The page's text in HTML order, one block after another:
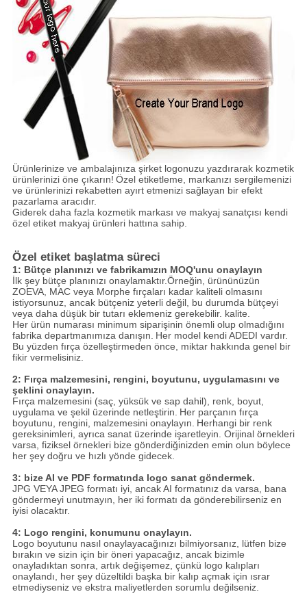
Ürünlerinize ve ambalajınıza şirket logonuzu yazdırarak kozmetik
ürünlerinizi öne çıkarın! Özel etiketleme, markanızı sergilemenizi
ve ürünlerinizi rekabetten ayırt etmenizi sağlayan bir efekt
pazarlama aracıdır.
Giderek daha fazla kozmetik markası ve makyaj sanatçısı kendi
özel etiket makyaj ürünleri hattına sahip.
Özel etiket başlatma süreci
1: Bütçe planınızı ve fabrikamızın MOQ'unu onaylayın
İlk şey bütçe planınızı onaylamaktır.Örneğin, ürününüzün
ZOEVA, MAC veya Morphe fırçaları kadar kaliteli olmasını
istiyorsunuz, ancak bütçeniz yeterli değil, bu durumda bütçeyi
veya daha düşük bir tutarı eklemeniz gerekebilir. kalite.
Her ürün numarası minimum siparişinin önemli olup olmadığını
fabrika departmanımıza danışın. Her model kendi ADEDI vardır.
Bu yüzden fırça özelleştirmeden önce, miktar hakkında genel bir
fikir vermelisiniz.
2: Fırça malzemesini, rengini, boyutunu, uygulamasını ve
şeklini onaylayın.
Fırça malzemesini (saç, yüksük ve sap dahil), renk, boyut,
uygulama ve şekil üzerinde netleştirin. Her parçanın fırça
boyutunu, rengini, malzemesini onaylayın. Herhangi bir renk
gereksinimleri, ayrıca sanat üzerinde işaretleyin. Orijinal örnekleri
varsa, fiziksel örnekleri bize gönderdiğinizden emin olun böylece
her şey doğru ve hızlı yönde gidecek.
3: bize AI ve PDF formatında logo sanat göndermek.
JPG VEYA JPEG formatı iyi, ancak AI formatınız da varsa, bana
göndermeyi unutmayın, her iki formatı da gönderebilirseniz en
iyisi olacaktır.
4: Logo rengini, konumunu onaylayın.
Logo boyutunu nasıl onaylayacağınızı bilmiyorsanız, lütfen bize
bırakın ve sizin için bir öneri yapacağız, ancak bizimle
onayladıktan sonra, artık değişemez, çünkü logo kalıpları
onaylandı, her şey düzeltildi başka bir kalıp açmak için ısrar
etmediyseniz ve ekstra maliyetlerden sorumlu değilseniz.